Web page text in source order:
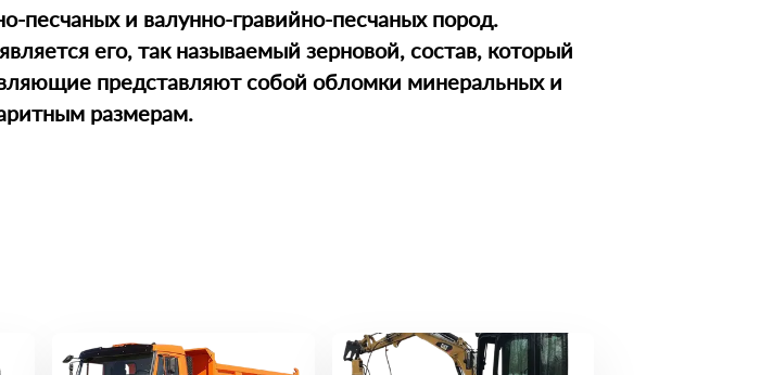
песчаных и валунно-гравийно-песчаных пород.
его, так называемый зерновой, состав, который
представляют собой обломки минеральных и
размерам.